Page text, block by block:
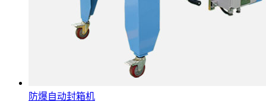
防爆自动封箱机